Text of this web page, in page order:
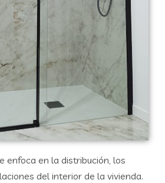
enfoca en la distribución, los
del interior de la vivienda.